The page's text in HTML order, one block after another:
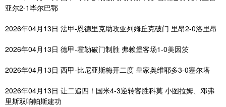
亚尔2-1毕尔巴鄂
2026年04月13日 法甲-恩德里克助攻亚列姆丘克破门 里昂2-0洛里昂
2026年04月13日 德甲-霍勒破门制胜 弗赖堡客场1-0美因茨
2026年04月13日 西甲-比尼亚斯梅开二度 皇家奥维耶多3-0塞尔塔
2026年04月13日 让二追四！国米4-3逆转客胜科莫 小图拉姆、邓弗
里斯双响帕斯建功